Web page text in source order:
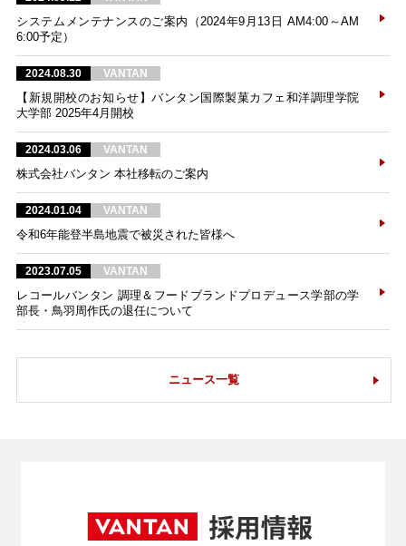
システムメンテナンスのご案内（2024年9月13日 AM4:00～AM
6:00予定）
2024.08.30 VANTAN
【新規開校のお知らせ】バンタン国際製菓カフェ和洋調理学院
大学部 2025年4月開校
2024.03.06 VANTAN
株式会社バンタン 本社移転のご案内
2024.01.04 VANTAN
令和6年能登半島地震で被災された皆様へ
2023.07.05 VANTAN
レコールバンタン 調理＆フードブランドプロデュース学部の学
部長・鳥羽周作氏の退任について
ニュース一覧